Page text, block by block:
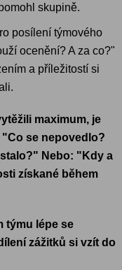
skupině.
posílení týmového
ocenění? A za co?"
a příležitostí si
maximum, je
se nepovedlo?
Nebo: "Kdy a
získané během
týmu lépe se
zážitků si vzít do